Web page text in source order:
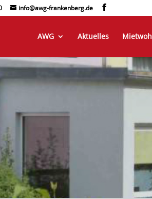
info@awg-frankenberg.de
AWG Aktuelles